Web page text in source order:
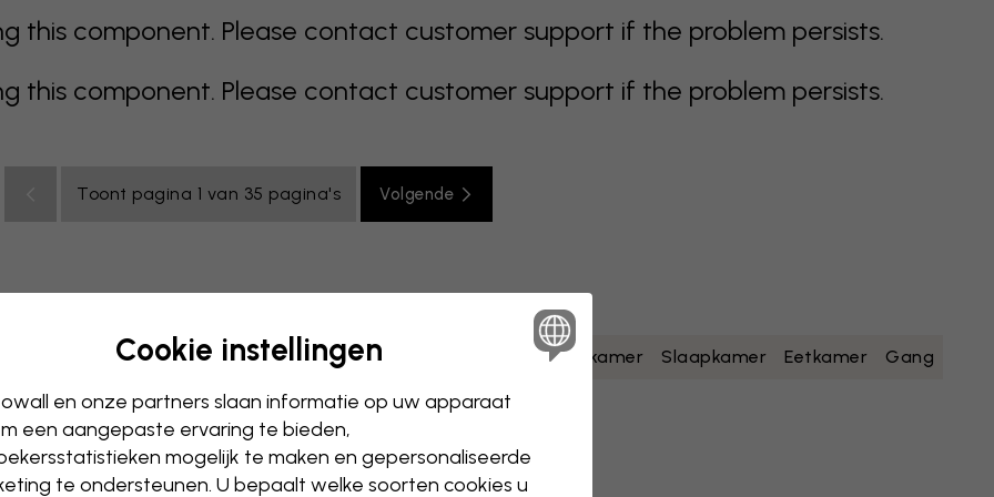
this component. Please contact customer support if the problem persists.
this component. Please contact customer support if the problem persists.
Toont pagina 1 van 35 pagina's Volgende
oranje roze paars rood turkoois Badkamer Slaapkamer Eetkamer Gang
Tienerkamer Plafond
Cookie instellingen
en onze partners slaan informatie op uw apparaat
een aangepaste ervaring te bieden,
mogelijk te maken en gepersonaliseerde
te ondersteunen. U bepaalt welke soorten cookies u